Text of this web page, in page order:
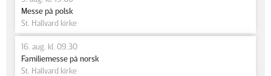
Messe på polsk
St. Hallvard kirke
16. aug. kl. 09.30
Familiemesse på norsk
St. Hallvard kirke